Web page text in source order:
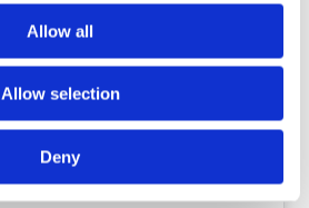
Allow all
Allow selection
Deny
på en timme i
om att de måste börja
men skyller på att de